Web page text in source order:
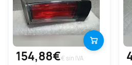
154,88€€ sin IVA